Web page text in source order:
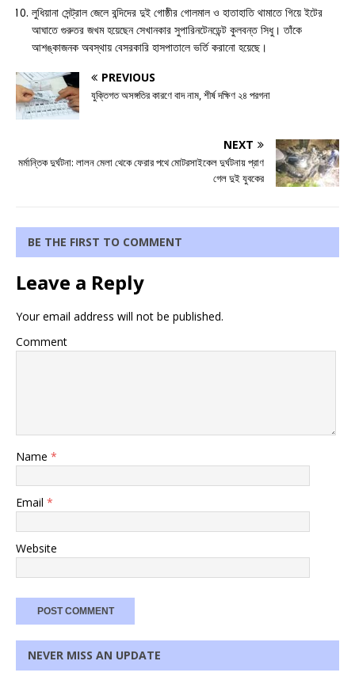
লুধিয়ানা সেন্ট্রাল জেলে বন্দিদের দুই গোষ্ঠীর গোলমাল ও হাতাহাতি থামাতে গিয়ে ইটের
আঘাতে গুরুতর জখম হয়েছেন সেখানকার সুপারিনটেনডেন্ট কুলবন্ত সিধু। তাঁকে
আশঙ্কাজনক অবস্থায় বেসরকারি হাসপাতালে ভর্তি করানো হয়েছে।
PREVIOUS
যুক্তিগত অসঙ্গতির কারণে বাদ নাম, শীর্ষ দক্ষিণ ২৪ পরগনা
NEXT
মর্মান্তিক দুর্ঘটনা: লালন মেলা থেকে ফেরার পথে মোটরসাইকেল দুর্ঘটনায় প্রাণ
গেল দুই যুবকের
BE THE FIRST TO COMMENT
Leave a Reply
Your email address will not be published.
Comment
Name *
Email *
Website
NEVER MISS AN UPDATE